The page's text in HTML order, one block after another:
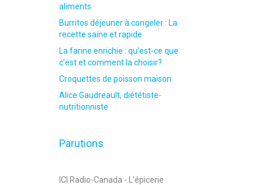
aliments
Burritos déjeuner à congeler : La
recette saine et rapide
La farine enrichie : qu’est-ce que
c’est et comment la choisir?
Croquettes de poisson maison
Alice Gaudreault, diététiste-
nutritionniste
Parutions
ICI Radio-Canada - L'épicerie